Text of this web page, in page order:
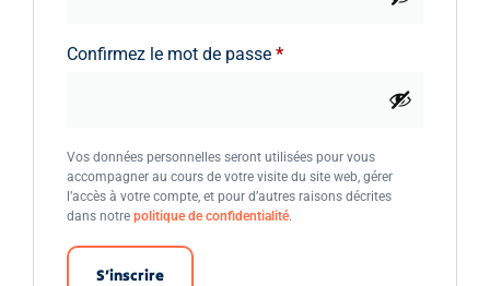
Confirmez le mot de passe *
Vos données personnelles seront utilisées pour vous
accompagner au cours de votre visite du site web, gérer
l’accès à votre compte, et pour d’autres raisons décrites
dans notre politique de confidentialité.
S’inscrire